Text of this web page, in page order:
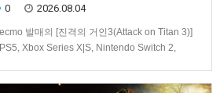
0 2026.08.04
발매의 [진격의 거인3(Attack on Titan 3)]
Xbox Series X|S, Nintendo Switch 2,